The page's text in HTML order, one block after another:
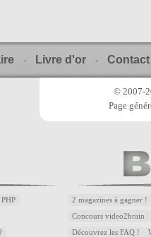
- Livre d'or - Contact
© 2007-
Page
2 magazines à gagner !
Concours video2brain
Découvrez les FAQ !